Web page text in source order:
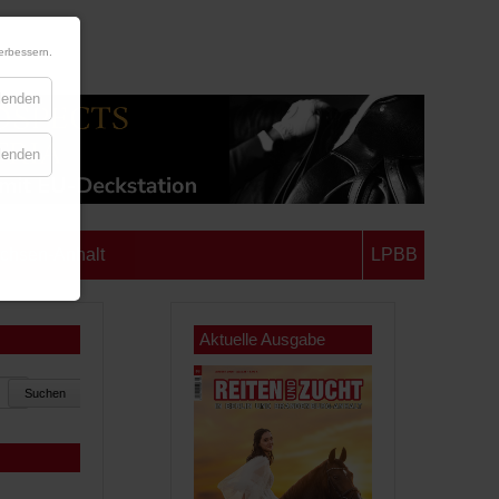
Anhalt LPBB
Suchen
Aktuelle Ausgabe